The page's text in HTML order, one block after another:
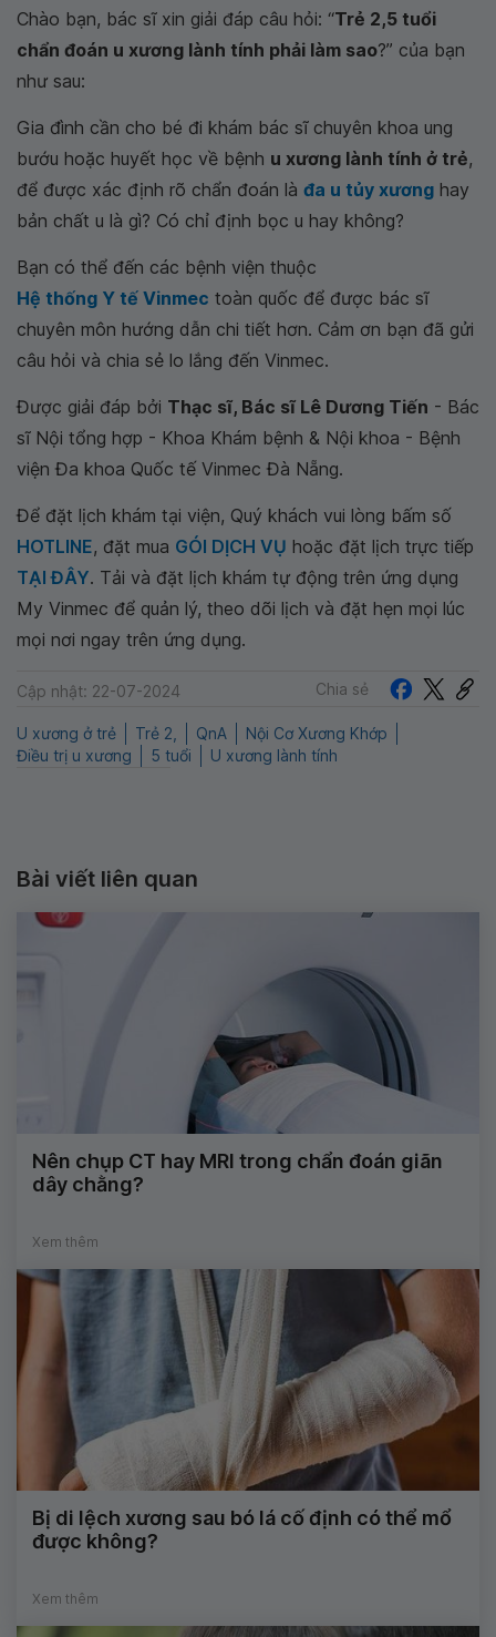
Chào bạn, bác sĩ xin giải đáp câu hỏi: “Trẻ 2,5 tuổi
chẩn đoán u xương lành tính phải làm sao?” của bạn
như sau:
Gia đình cần cho bé đi khám bác sĩ chuyên khoa ung
bướu hoặc huyết học về bệnh u xương lành tính ở trẻ,
để được xác định rõ chẩn đoán là đa u tủy xương hay
bản chất u là gì? Có chỉ định bọc u hay không?
Bạn có thể đến các bệnh viện thuộc
Hệ thống Y tế Vinmec toàn quốc để được bác sĩ
chuyên môn hướng dẫn chi tiết hơn. Cảm ơn bạn đã gửi
câu hỏi và chia sẻ lo lắng đến Vinmec.
Được giải đáp bởi Thạc sĩ, Bác sĩ Lê Dương Tiến - Bác
sĩ Nội tổng hợp - Khoa Khám bệnh & Nội khoa - Bệnh
viện Đa khoa Quốc tế Vinmec Đà Nẵng.
Để đặt lịch khám tại viện, Quý khách vui lòng bấm số
HOTLINE, đặt mua GÓI DỊCH VỤ hoặc đặt lịch trực tiếp
TẠI ĐÂY. Tải và đặt lịch khám tự động trên ứng dụng
My Vinmec để quản lý, theo dõi lịch và đặt hẹn mọi lúc
mọi nơi ngay trên ứng dụng.
Cập nhật: 22-07-2024 Chia sẻ
U xương ở trẻ Trẻ 2, QnA
Nội Cơ Xương Khớp
Điều trị u xương
5 tuổi U xương lành tính
Bài viết liên quan
Nên chụp CT hay MRI trong chẩn đoán giãn
dây chằng?
Xem thêm
Bị di lệch xương sau bó lá cố định có thể mổ
được không?
Xem thêm